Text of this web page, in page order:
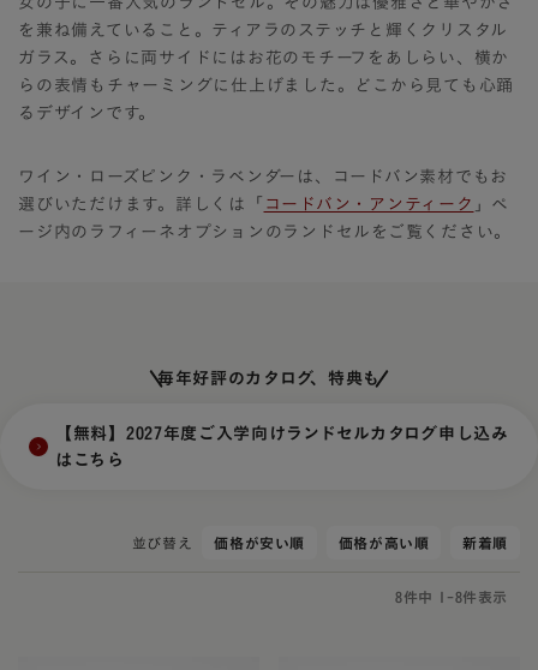
を兼ね備えていること。ティアラのステッチと輝くクリスタル
ガラス。さらに両サイドにはお花のモチーフをあしらい、横か
らの表情もチャーミングに仕上げました。どこから見ても心踊
るデザインです。
ワイン・ローズピンク・ラベンダーは、コードバン素材でもお
選びいただけます。詳しくは「 コードバン・アンティーク 」ペ
ージ内のラフィーネオプションのランドセルをご覧ください。
毎年好評のカタログ、特典も
【無料】2027年度ご入学向けランドセルカタログ申し込み
はこちら
並び替え 価格が安い順 価格が高い順 新着順
8件中 1 -8件表示